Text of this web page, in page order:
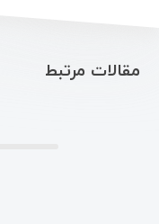
مقالات مرتبط